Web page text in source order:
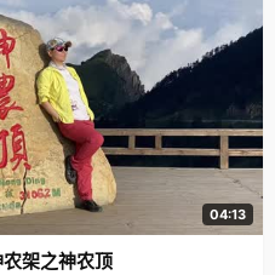
04:13
架之神农顶